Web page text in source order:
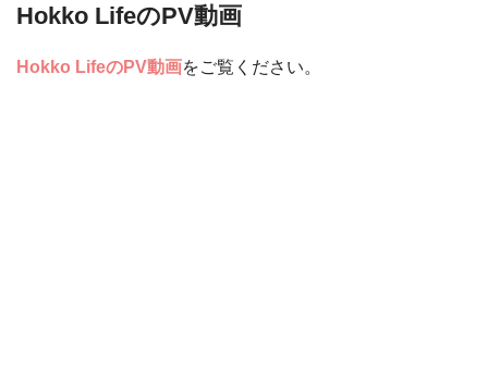
Hokko LifeのPV動画
Hokko LifeのPV動画をご覧ください。